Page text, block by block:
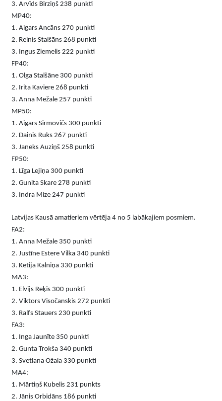
3. Arvīds Birziņš 238 punkti
MP40:
1. Aigars Ancāns 270 punkti
2. Reinis Stalšāns 268 punkti
3. Ingus Ziemelis 222 punkti
FP40:
1. Olga Stalšāne 300 punkti
2. Irita Kaviere 268 punkti
3. Anna Mežale 257 punkti
MP50:
1. Aigars Sirmovičs 300 punkti
2. Dainis Ruks 267 punkti
3. Janeks Auziņš 258 punkti
FP50:
1. Līga Lejiņa 300 punkti
2. Gunita Skare 278 punkti
3. Indra Mize 247 punkti
Latvijas Kausā amatieriem vērtēja 4 no 5 labākajiem posmiem.
FA2:
1. Anna Mežale 350 punkti
2. Justīne Estere Vilka 340 punkti
3. Ketija Kalniņa 330 punkti
MA3:
1. Elvijs Reķis 300 punkti
2. Viktors Visočanskis 272 punkti
3. Ralfs Stauers 230 punkti
FA3:
1. Inga Jaunīte 350 punkti
2. Gunta Trokša 340 punkti
3. Svetlana Ožala 330 punkti
MA4:
1. Mārtiņš Kubelis 231 punkts
2. Jānis Orbidāns 186 punkti